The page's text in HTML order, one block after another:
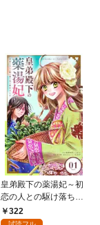
皇弟殿下の薬湯妃～初
恋の人との駆け落ち先
は後宮でした～【単
話】（１）
322